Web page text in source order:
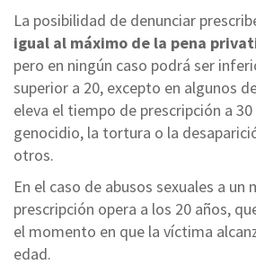
La posibilidad de denunciar
igual al máximo de la pena
pero en ningún caso podrá ser
superior a 20, excepto en algunos
eleva el tiempo de prescripción a
genocidio, la tortura o la
otros.
En el caso de abusos sexuales a un
prescripción opera a los 20 años,
el momento en que la víctima
edad.